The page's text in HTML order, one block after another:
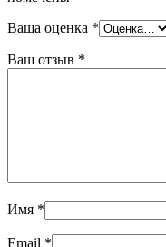
Ваша оценка *
Ваш отзыв *
Имя *
Email *